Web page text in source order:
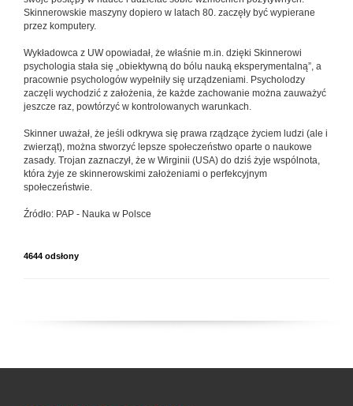
Skinnerowskie maszyny dopiero w latach 80. zaczęły być wypierane
przez komputery.
Wykładowca z UW opowiadał, że właśnie m.in. dzięki Skinnerowi
psychologia stała się „obiektywną do bólu nauką eksperymentalną”, a
pracownie psychologów wypełniły się urządzeniami. Psycholodzy
zaczęli wychodzić z założenia, że każde zachowanie można zauważyć
jeszcze raz, powtórzyć w kontrolowanych warunkach.
Skinner uważał, że jeśli odkrywa się prawa rządzące życiem ludzi (ale i
zwierząt), można stworzyć lepsze społeczeństwo oparte o naukowe
zasady. Trojan zaznaczył, że w Wirginii (USA) do dziś żyje wspólnota,
która żyje ze skinnerowskimi założeniami o perfekcyjnym
społeczeństwie.
Źródło: PAP - Nauka w Polsce
4644 odsłony